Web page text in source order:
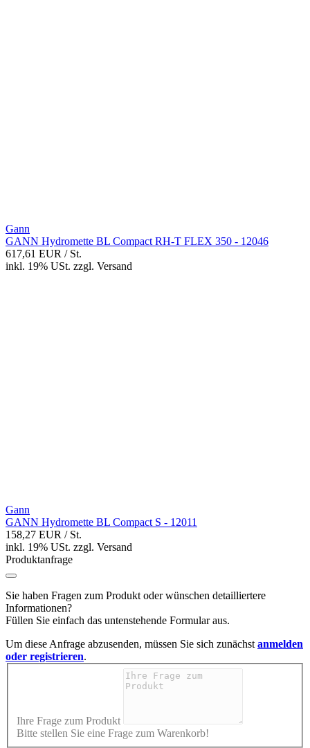
Gann
GANN Hydromette BL Compact RH-T FLEX 350 - 12046
617,61 EUR / St.
inkl. 19% USt. zzgl. Versand
Gann
GANN Hydromette BL Compact S - 12011
158,27 EUR / St.
inkl. 19% USt. zzgl. Versand
Produktanfrage
Sie haben Fragen zum Produkt oder wünschen detailliertere
Informationen?
Füllen Sie einfach das untenstehende Formular aus.
Um diese Anfrage abzusenden, müssen Sie sich zunächst anmelden
oder registrieren.
Ihre Frage zum Produkt
Bitte stellen Sie eine Frage zum Warenkorb!